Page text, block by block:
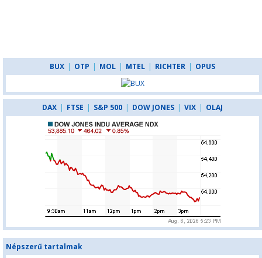
BUX | OTP | MOL | MTEL | RICHTER | OPUS
DAX | FTSE | S&P 500 | DOW JONES | VIX | OLAJ
Népszerű tartalmak